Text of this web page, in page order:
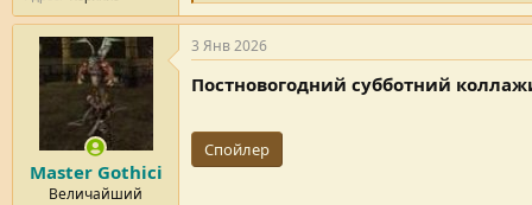
п
у
т
а
ц
и
:
Master Gothici
Величайший
3 Янв 2026
Постновогодний субботний
Спойлер